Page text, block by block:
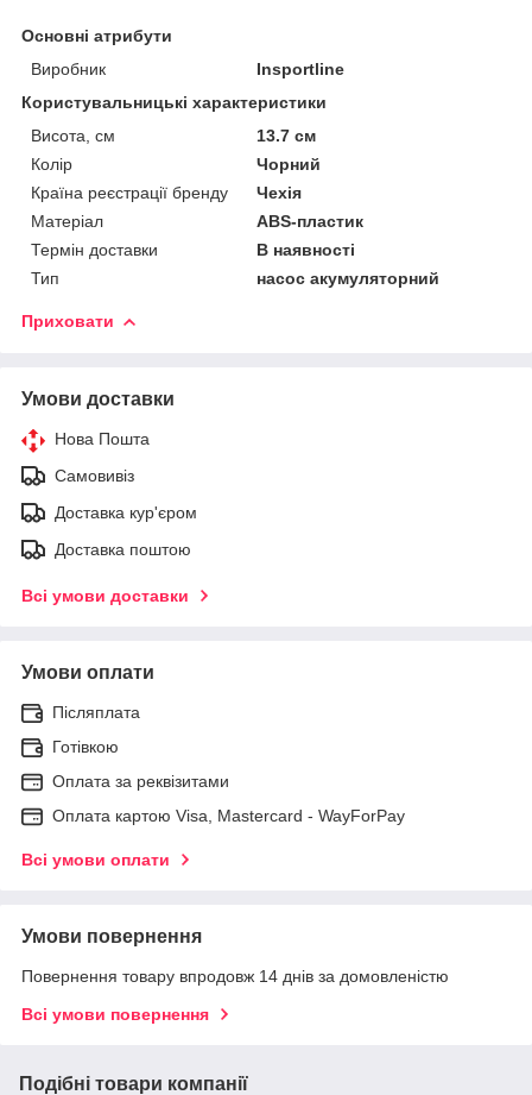
Основні атрибути
Виробник
Insportline
Користувальницькі характеристики
Висота, см
13.7 см
Колір
Чорний
Країна реєстрації бренду
Чехія
Матеріал
ABS-пластик
Термін доставки
В наявності
Тип
насос акумуляторний
Приховати
Умови доставки
Нова Пошта
Самовивіз
Доставка кур'єром
Доставка поштою
Всі умови доставки
Умови оплати
Післяплата
Готівкою
Оплата за реквізитами
Оплата картою Visa, Mastercard - WayForPay
Всі умови оплати
Умови повернення
Повернення товару впродовж 14 днів за домовленістю
Всі умови повернення
Подібні товари компанії